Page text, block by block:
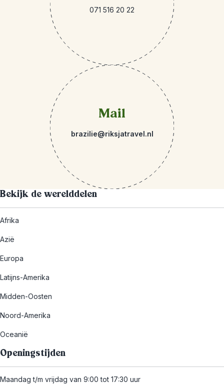
071 516 20 22
Mail
brazilie@riksjatravel.nl
Bekijk de werelddelen
Afrika
Azië
Europa
Latijns-Amerika
Midden-Oosten
Noord-Amerika
Oceanië
Openingstijden
Maandag t/m vrijdag van 9:00 tot 17:30 uur